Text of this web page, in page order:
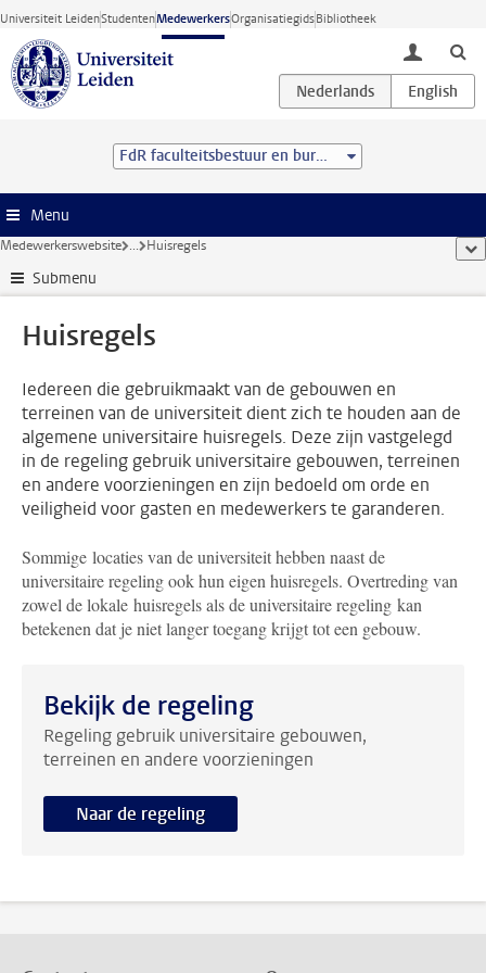
Ga direct naar de inhoud
Universiteit LeidenStudentenMedewerkersOrganisatiegidsBibliotheek
toggle
FdR faculteitsbestuur en bureau
Menu
Medewerkerswebsite ... Huisregels
Submenu
Huisregels
Iedereen die gebruikmaakt van de gebouwen en
terreinen van de universiteit dient zich te houden aan de
algemene universitaire huisregels. Deze zijn vastgelegd
in de regeling gebruik universitaire gebouwen, terreinen
en andere voorzieningen en zijn bedoeld om orde en
veiligheid voor gasten en medewerkers te garanderen.
Sommige locaties van de universiteit hebben naast de
universitaire regeling ook hun eigen huisregels. Overtreding van
zowel de lokale huisregels als de universitaire regeling kan
betekenen dat je niet langer toegang krijgt tot een gebouw.
Bekijk de regeling
Regeling gebruik universitaire gebouwen,
terreinen en andere voorzieningen
Naar de regeling